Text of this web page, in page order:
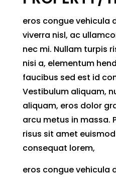
eros congue vehicula
viverra nisl, ac
nec mi. Nullam turpis
nisi a, elementum
faucibus sed est id
Vestibulum aliquam,
aliquam, eros dolor
arcu metus in massa.
risus sit amet
consequat lorem,
eros congue vehicula